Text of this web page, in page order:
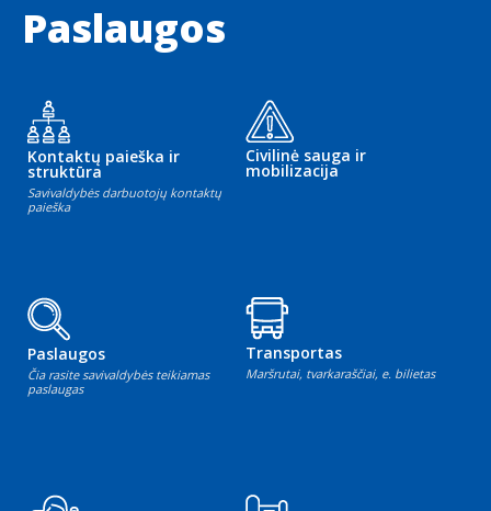
Paslaugos
Kontaktų paieška ir
struktūra
Savivaldybės darbuotojų kontaktų
paieška
Civilinė sauga ir
mobilizacija
Paslaugos
Čia rasite savivaldybės teikiamas
paslaugas
Transportas
Maršrutai, tvarkaraščiai, e. bilietas